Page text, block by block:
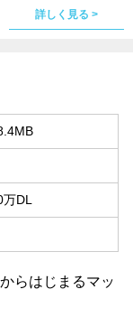
詳しく見る >
万DL
らはじまるマッ